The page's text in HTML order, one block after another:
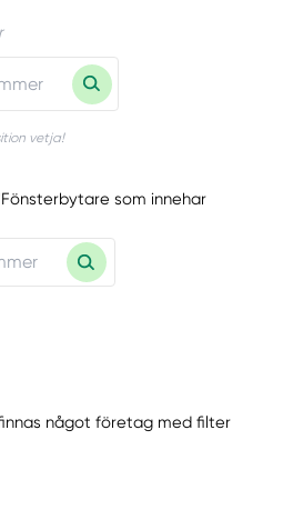
vetja!
som innehar
något företag med filter